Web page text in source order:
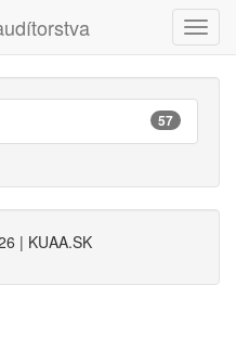
57
| KUAA.SK